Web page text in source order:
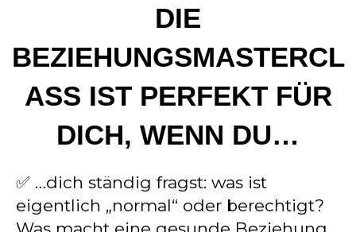
DIE
BEZIEHUNGSMASTERCL
ASS IST PERFEKT FÜR
DICH, WENN DU…
✅ …dich ständig fragst: was ist
eigentlich „normal“ oder berechtigt?